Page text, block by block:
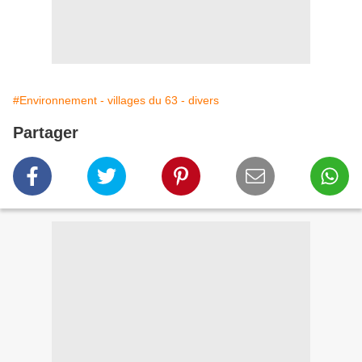
#Environnement - villages du 63 - divers
Partager